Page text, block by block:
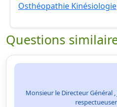
Osthéopathie Kinésiologie
Questions
Monsieur le Directeur Général